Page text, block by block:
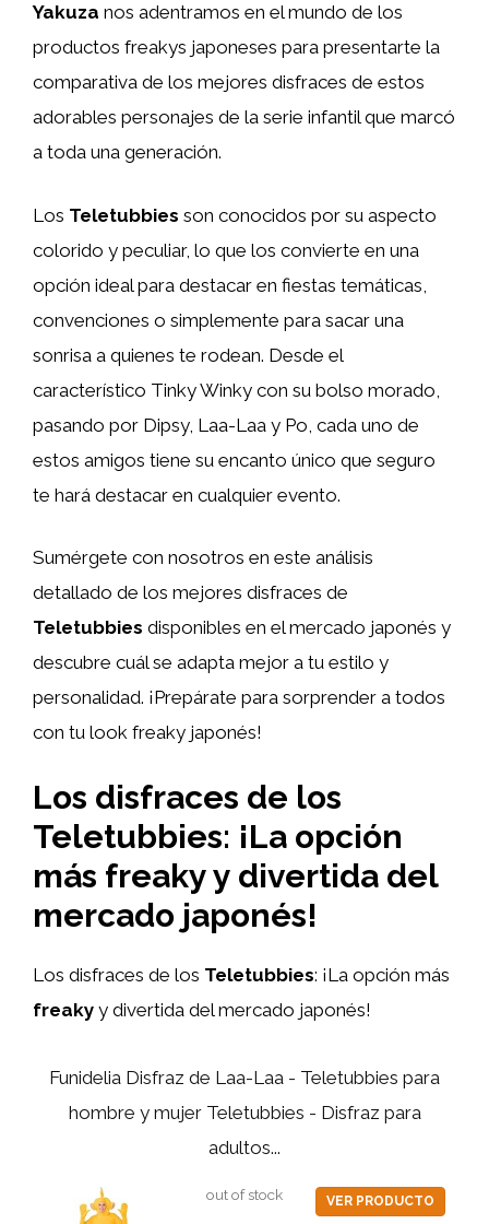
Yakuza nos adentramos en el mundo de los
productos freakys japoneses para presentarte la
comparativa de los mejores disfraces de estos
adorables personajes de la serie infantil que marcó
a toda una generación.
Los Teletubbies son conocidos por su aspecto
colorido y peculiar, lo que los convierte en una
opción ideal para destacar en fiestas temáticas,
convenciones o simplemente para sacar una
sonrisa a quienes te rodean. Desde el
característico Tinky Winky con su bolso morado,
pasando por Dipsy, Laa-Laa y Po, cada uno de
estos amigos tiene su encanto único que seguro
te hará destacar en cualquier evento.
Sumérgete con nosotros en este análisis
detallado de los mejores disfraces de
Teletubbies disponibles en el mercado japonés y
descubre cuál se adapta mejor a tu estilo y
personalidad. ¡Prepárate para sorprender a todos
con tu look freaky japonés!
Los disfraces de los
Teletubbies: ¡La opción
más freaky y divertida del
mercado japonés!
Los disfraces de los Teletubbies: ¡La opción más
freaky y divertida del mercado japonés!
Funidelia Disfraz de Laa-Laa - Teletubbies para
hombre y mujer Teletubbies - Disfraz para
adultos...
out of stock VER PRODUCTO